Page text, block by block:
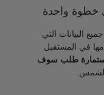
خطوة واحدة
البيانات التي
في المستقبل
طلب سوف